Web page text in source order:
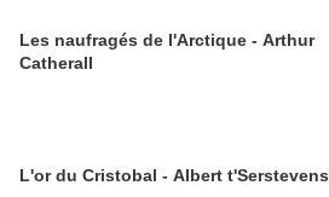
Les naufragés de l'Arctique - Arthur
Catherall
L'or du Cristobal - Albert t'Serstevens